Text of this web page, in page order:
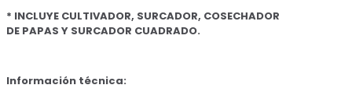
* INCLUYE CULTIVADOR, SURCADOR, COSECHADOR
DE PAPAS Y SURCADOR CUADRADO.
Información técnica: